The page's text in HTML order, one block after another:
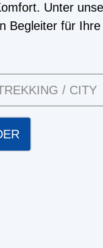
Unter
Begleiter für Ihre
/ CITY